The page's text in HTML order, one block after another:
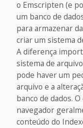
o Emscripten (e
um banco de
para armazenar
criar um sistema
A diferença
sistema de
pode haver um
arquivo e a
banco de dados.
navegador
conteúdo do